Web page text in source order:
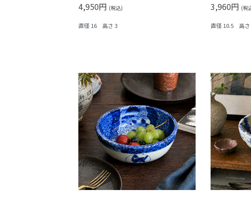
4,950円 (税込)
直径 16 高さ 3
3,960円 (税
直径 10.5 高さ